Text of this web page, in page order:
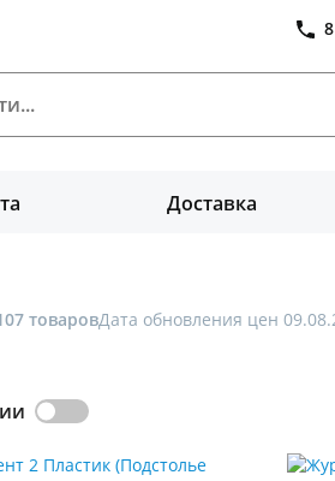
Доставка
товаровДата обновления цен